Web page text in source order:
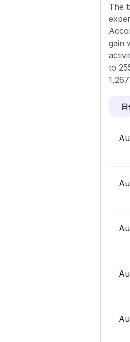
The
gain
to